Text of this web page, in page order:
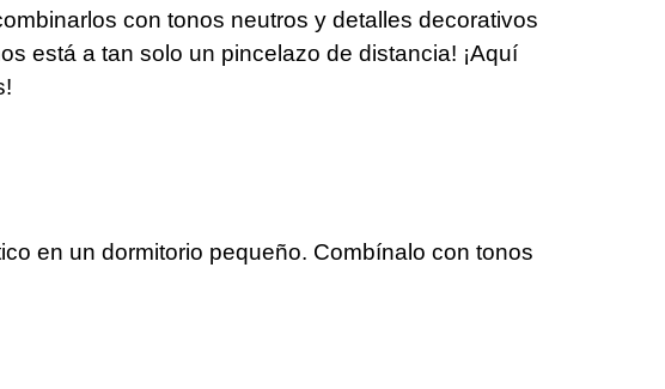
con tonos neutros y detalles decorativos
está a tan solo un pincelazo de distancia! ¡Aquí
en un dormitorio pequeño. Combínalo con tonos